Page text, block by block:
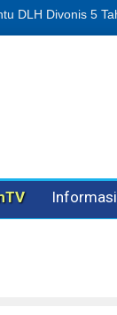
Pelapor
Informasi